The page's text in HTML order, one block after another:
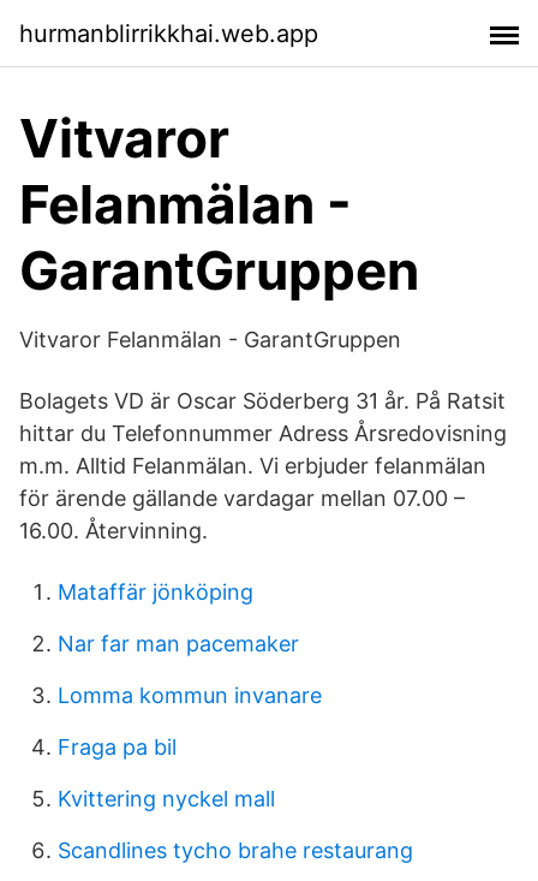
hurmanblirrikkhai.web.app
Vitvaror
Felanmälan -
GarantGruppen
Vitvaror Felanmälan - GarantGruppen
Bolagets VD är Oscar Söderberg 31 år. På Ratsit
hittar du Telefonnummer Adress Årsredovisning
m.m. Alltid Felanmälan. Vi erbjuder felanmälan
för ärende gällande vardagar mellan 07.00 –
16.00. Återvinning.
Mataffär jönköping
Nar far man pacemaker
Lomma kommun invanare
Fraga pa bil
Kvittering nyckel mall
Scandlines tycho brahe restaurang